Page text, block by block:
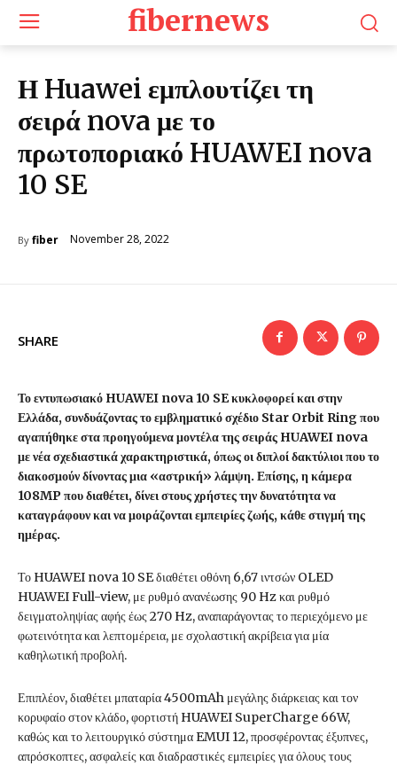
fibernews
Η Huawei εμπλουτίζει τη
σειρά nova με το
πρωτοποριακό HUAWEI nova
10 SE
By fiber November 28, 2022
SHARE
Το εντυπωσιακό HUAWEI nova 10 SE κυκλοφορεί και στην
Ελλάδα, συνδυάζοντας το εμβληματικό σχέδιο Star Orbit Ring που
αγαπήθηκε στα προηγούμενα μοντέλα της σειράς HUAWEI nova
με νέα σχεδιαστικά χαρακτηριστικά, όπως οι διπλοί δακτύλιοι που το
διακοσμούν δίνοντας μια «αστρική» λάμψη. Επίσης, η κάμερα
108MP που διαθέτει, δίνει στους χρήστες την δυνατότητα να
καταγράφουν και να μοιράζονται εμπειρίες ζωής, κάθε στιγμή της
ημέρας.
Το HUAWEI nova 10 SE διαθέτει οθόνη 6,67 ιντσών OLED
HUAWEI Full-view, με ρυθμό ανανέωσης 90 Hz και ρυθμό
δειγματοληψίας αφής έως 270 Hz, αναπαράγοντας το περιεχόμενο με
φωτεινότητα και λεπτομέρεια, με σχολαστική ακρίβεια για μία
καθηλωτική προβολή.
Επιπλέον, διαθέτει μπαταρία 4500mAh μεγάλης διάρκειας και τον
κορυφαίο στον κλάδο, φορτιστή HUAWEI SuperCharge 66W,
καθώς και το λειτουργικό σύστημα EMUI 12, προσφέροντας έξυπνες,
απρόσκοπτες, ασφαλείς και διαδραστικές εμπειρίες για όλους τους